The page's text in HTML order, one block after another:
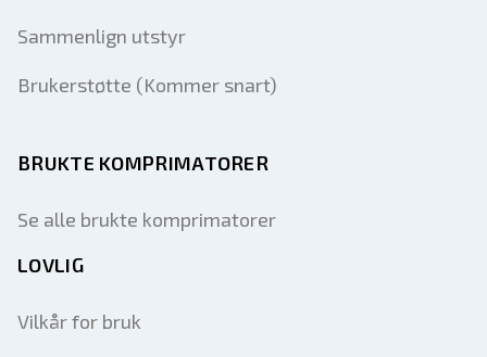
Sammenlign utstyr
Brukerstøtte (Kommer snart)
BRUKTE KOMPRIMATORER
Se alle brukte komprimatorer
LOVLIG
Vilkår for bruk